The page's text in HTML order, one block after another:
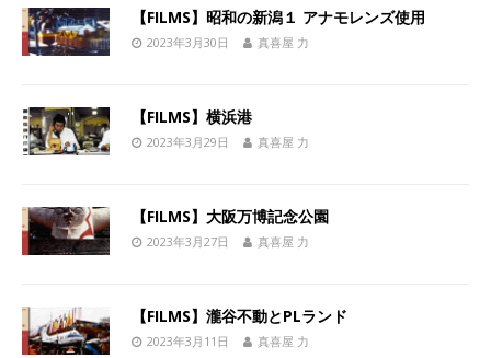
【FILMS】昭和の新潟１ アナモレンズ使用
2023年3月30日 真喜屋 力
【FILMS】横浜港
2023年3月29日 真喜屋 力
【FILMS】大阪万博記念公園
2023年3月27日 真喜屋 力
【FILMS】瀧谷不動とPLランド
2023年3月11日 真喜屋 力